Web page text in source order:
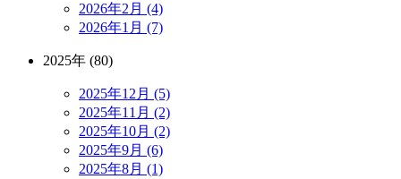
2026年2月 (4)
2026年1月 (7)
2025年 (80)
2025年12月 (5)
2025年11月 (2)
2025年10月 (2)
2025年9月 (6)
2025年8月 (1)